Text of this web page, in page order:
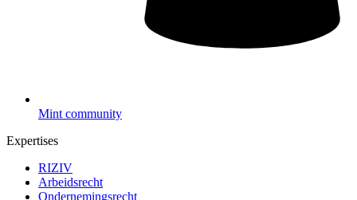
Mint community
Expertises
RIZIV
Arbeidsrecht
Ondernemingsrecht